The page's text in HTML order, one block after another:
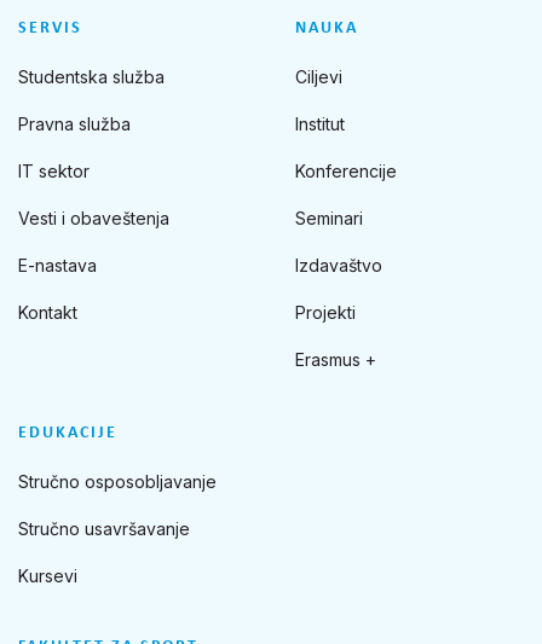
SERVIS
Studentska služba
Pravna služba
IT sektor
Vesti i obaveštenja
E-nastava
Kontakt
NAUKA
Ciljevi
Institut
Konferencije
Seminari
Izdavaštvo
Projekti
Erasmus +
EDUKACIJE
Stručno osposobljavanje
Stručno usavršavanje
Kursevi